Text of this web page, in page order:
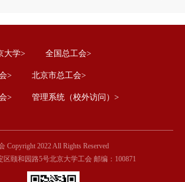
大学> 全国总工会>
> 北京市总工会>
> 管理系统（校外访问）>
Copyright 2022 All Rights Reserved
颐和园路5号北京大学工会 邮编：100871